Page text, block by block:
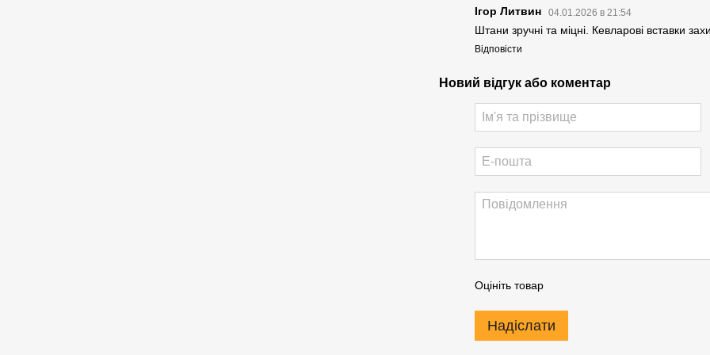
Ігор Литвин 04.01.2026 в 21:54
Штани зручні та міцні. Кевларові вставки
Відповісти
Новий відгук або коментар
Оцініть товар
Надіслати